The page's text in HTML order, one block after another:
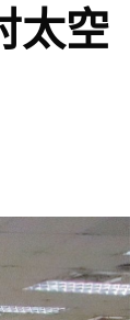
太空